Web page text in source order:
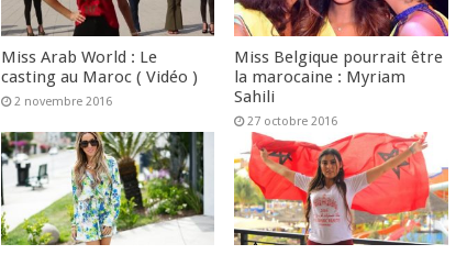
Miss Arab World : Le
casting au Maroc ( Vidéo )
2 novembre 2016
Miss Belgique pourrait être
la marocaine : Myriam
Sahili
27 octobre 2016